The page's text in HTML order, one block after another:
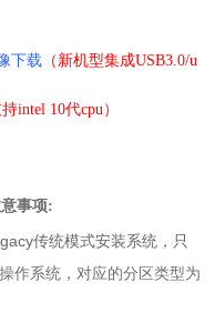
下载 （ 新机型集成USB3.0/u
intel 10代cpu ）
事项:
传统模式安装系统，只
作系统，对应的分区类型为